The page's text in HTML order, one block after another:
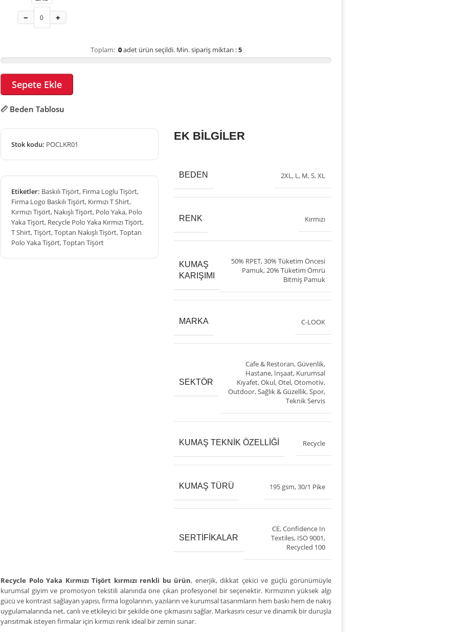
− +
Toplam: 0 adet ürün seçildi. Min. sipariş miktarı :5
Sepete Ekle
Beden Tablosu
Stok kodu: POCLKR01
Etiketler: Baskılı Tişört, Firma Loglu Tişört,
Firma Logo Baskılı Tişört, Kırmızı T Shirt,
Kırmızı Tişört, Nakışlı Tişört, Polo Yaka, Polo
Yaka Tişört, Recycle Polo Yaka Kırmızı Tişört,
T Shirt,Tişört,Toptan Nakışlı Tişört,Toptan
Polo Yaka Tişört,Toptan Tişört
EK BİLGİLER
BEDEN 2XL, L, M,S,XL
RENK Kırmızı
KUMAŞ
KARIŞIMI
50% RPET, 30% Tüketim Öncesi
Pamuk, 20% Tüketim Ömrü
Bitmiş Pamuk
MARKA C-LOOK
SEKTÖR
Cafe & Restoran,Güvenlik,
Hastane, İnşaat, Kurumsal
Kıyafet,Okul,Otel,Otomotiv,
Outdoor,Sağlık & Güzellik,Spor,
Teknik Servis
KUMAŞ TEKNIK ÖZELLIĞI Recycle
KUMAŞ TÜRÜ 195 gsm,30/1 Pike
SERTIFIKALAR
CE,Confidence In
Textiles, ISO 9001,
Recycled 100
Recycle Polo Yaka Kırmızı Tişört kırmızı renkli bu ürün, enerjik, dikkat çekici ve güçlü görünümüyle
kurumsal giyim ve promosyon tekstili alanında öne çıkan profesyonel bir seçenektir. Kırmızının yüksek algı
gücü ve kontrast sağlayan yapısı, firma logolarının, yazıların ve kurumsal tasarımların hem baskı hem de nakış
uygulamalarında net, canlı ve etkileyici bir şekilde öne çıkmasını sağlar. Markasını cesur ve dinamik bir duruşla
yansıtmak isteyen firmalar için kırmızı renk ideal bir zemin sunar.